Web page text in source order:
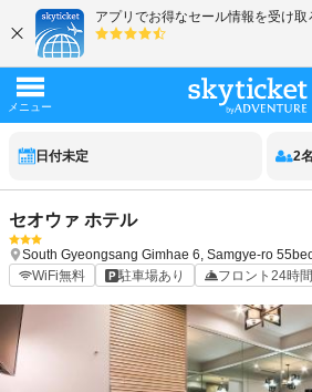
日付未定 2名
セオウァ ホテル
South Gyeongsang Gimhae 6, Samgye-ro
WiFi無料
駐車場あり フロント24時間